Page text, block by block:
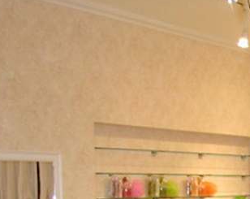
お問合せ・資料請求